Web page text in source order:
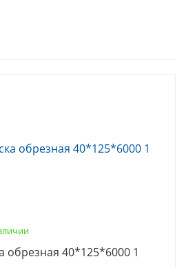
обрезная 40*125*6000 1